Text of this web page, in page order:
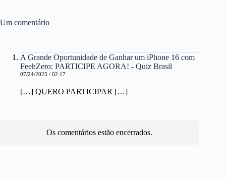
Um comentário
A Grande Oportunidade de Ganhar um iPhone 16 com
FeehZero: PARTICIPE AGORA! - Quiz Brasil
07/24/2025 / 02:17
[…] QUERO PARTICIPAR […]
Os comentários estão encerrados.